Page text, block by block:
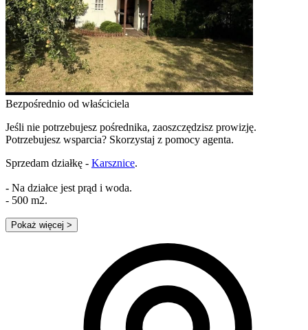
Bezpośrednio od właściciela
Jeśli nie potrzebujesz pośrednika, zaoszczędzisz prowizję.
Potrzebujesz wsparcia? Skorzystaj z pomocy agenta.
Sprzedam działkę - Karsznice.
- Na działce jest prąd i woda.
- 500 m2.
Pokaż więcej >